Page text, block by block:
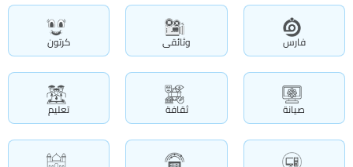
فارس وثائقى كرتون
صيانة ثقافة تعليم